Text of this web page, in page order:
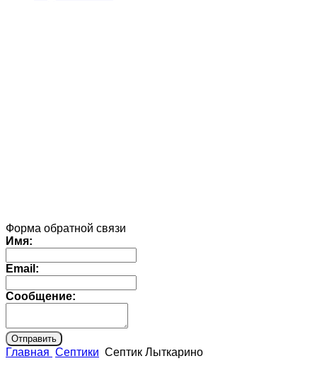
Форма обратной связи
Имя:
Email:
Сообщение:
Главная Септики Септик Лыткарино